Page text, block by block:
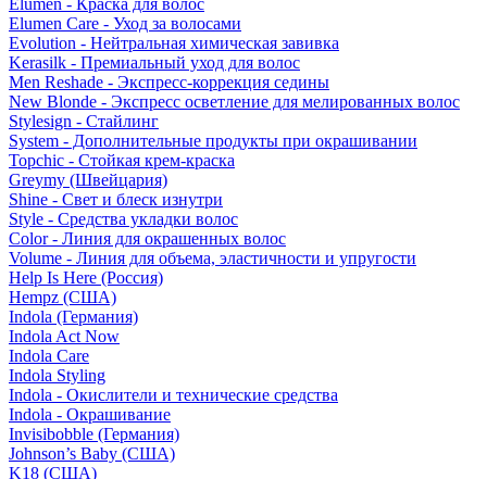
Elumen - Краска для волос
Elumen Care - Уход за волосами
Evolution - Нейтральная химическая завивка
Kerasilk - Премиальный уход для волос
Men Reshade - Экспресс-коррекция седины
New Blonde - Экспресс осветление для мелированных волос
Stylesign - Стайлинг
System - Дополнительные продукты при окрашивании
Topchic - Стойкая крем-краска
Greymy (Швейцария)
Shine - Свет и блеск изнутри
Style - Средства укладки волос
Color - Линия для окрашенных волос
Volume - Линия для объема, эластичности и упругости
Help Is Here (Россия)
Hempz (США)
Indola (Германия)
Indola Act Now
Indola Care
Indola Styling
Indola - Окислители и технические средства
Indola - Окрашивание
Invisibobble (Германия)
Johnson’s Baby (США)
K18 (США)